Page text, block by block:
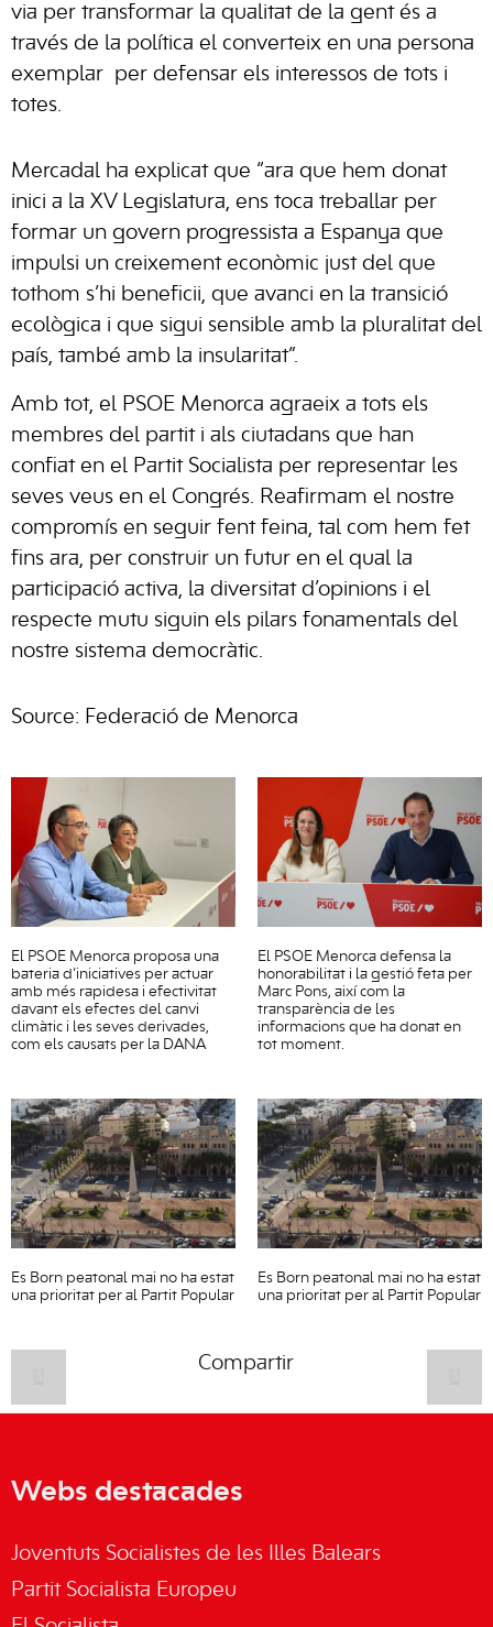
via per transformar la qualitat de la gent és a
través de la política el converteix en una persona
exemplar
per defensar els interessos de tots i
totes.
Mercadal ha explicat que “ara que hem donat
inici a la XV Legislatura, ens toca treballar per
formar un govern progressista a Espanya que
impulsi un creixement econòmic just del que
tothom s’hi beneficii, que avanci en la transició
ecològica i que sigui sensible amb la pluralitat del
país, també amb la insularitat”.
Amb tot, el PSOE Menorca agraeix a tots els
membres del partit i als ciutadans que han
confiat en el Partit Socialista per representar les
seves veus en el Congrés. Reafirmam el nostre
compromís en seguir fent feina, tal com hem fet
fins ara, per construir un futur en el qual la
participació activa, la diversitat d’opinions i el
respecte mutu siguin els pilars fonamentals del
nostre sistema democràtic.
Source: Federació de Menorca
El PSOE Menorca proposa una
bateria d’iniciatives per actuar
amb més rapidesa i efectivitat
davant els efectes del canvi
climàtic i les seves derivades,
com els causats per la DANA
El PSOE Menorca defensa la
honorabilitat i la gestió feta per
Marc Pons, així com la
transparència de les
informacions que ha donat en
tot moment.
Es Born peatonal mai no ha estat
una prioritat per al Partit Popular
Es Born peatonal mai no ha estat
una prioritat per al Partit Popular
Compartir
Webs destacades
Joventuts Socialistes de les Illes Balears
Partit Socialista Europeu